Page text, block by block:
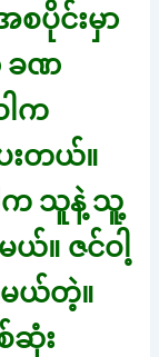
ပိုင်းမှာ
ခဏ
ါက
းတယ်။
က သူနဲ့ သူ့
ယ်။ ဇင်ဝါ့
မယ်တဲ့။
ဆုံး